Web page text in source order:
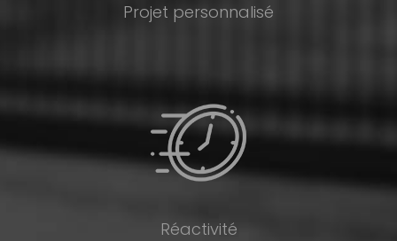
Projet personnalisé
Réactivité